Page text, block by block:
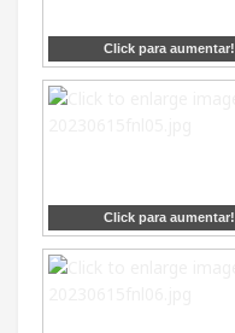
Click para aumentar!
Click para aumentar!